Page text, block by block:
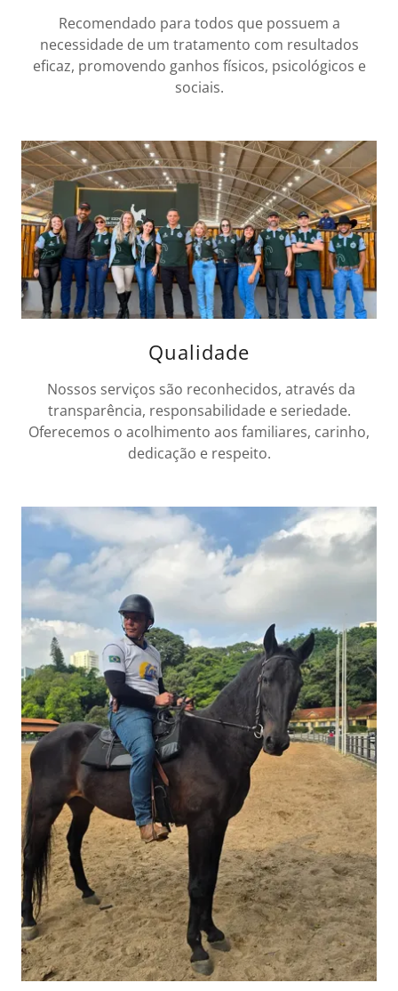
Recomendado para todos que possuem a
necessidade de um tratamento com resultados
eficaz, promovendo ganhos físicos, psicológicos e
sociais.
Qualidade
Nossos serviços são reconhecidos, através da
transparência, responsabilidade e seriedade.
Oferecemos o acolhimento aos familiares, carinho,
dedicação e respeito.